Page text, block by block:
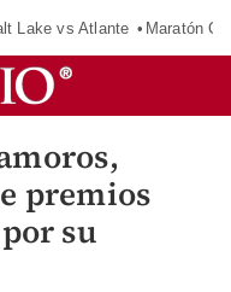
Lake vs Atlante Maratón
premios
su